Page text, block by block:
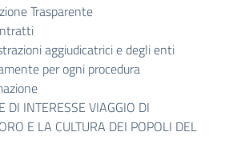
Trasparente
aggiudicatrici e degli enti
per ogni procedura
DI INTERESSE VIAGGIO DI
E LA CULTURA DEI POPOLI DEL